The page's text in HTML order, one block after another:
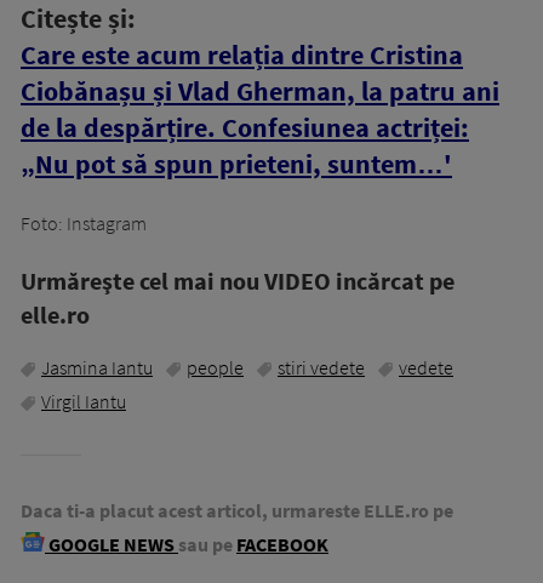
Citește și:
Care este acum relația dintre Cristina
Ciobănașu și Vlad Gherman, la patru ani
de la despărțire. Confesiunea actriței:
„Nu pot să spun prieteni, suntem…'
Foto: Instagram
Urmăreşte cel mai nou VIDEO incărcat pe
elle.ro
Jasmina Iantu people stiri vedete
vedete
Virgil Iantu
Daca ti-a placut acest articol, urmareste ELLE.ro pe
GOOGLE NEWS sau pe FACEBOOK